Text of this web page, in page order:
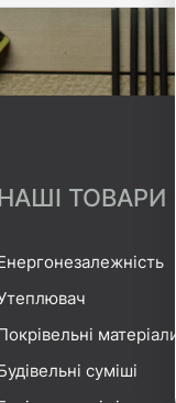
ТОВАРИ
матеріали
суміші